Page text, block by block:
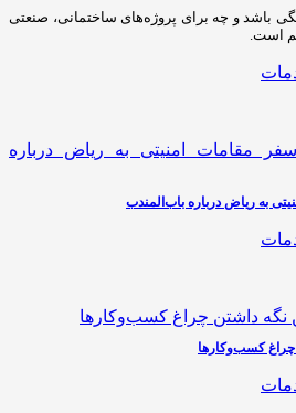
باشد و چه برای پروژه‌های ساختمانی، صنعتی
است.
به ریاض درباره باب‌المندب